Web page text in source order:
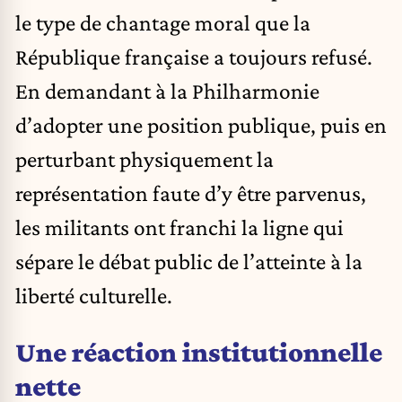
le type de chantage moral que la
République française a toujours refusé.
En demandant à la Philharmonie
d’adopter une position publique, puis en
perturbant physiquement la
représentation faute d’y être parvenus,
les militants ont franchi la ligne qui
sépare le débat public de l’atteinte à la
liberté culturelle.
Une réaction institutionnelle
nette